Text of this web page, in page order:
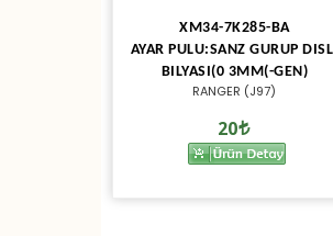
XM34-7K285-BA
AYAR PULU:SANZ GURUP
BILYASI(0 3MM(-GEN)
RANGER (J97)
20